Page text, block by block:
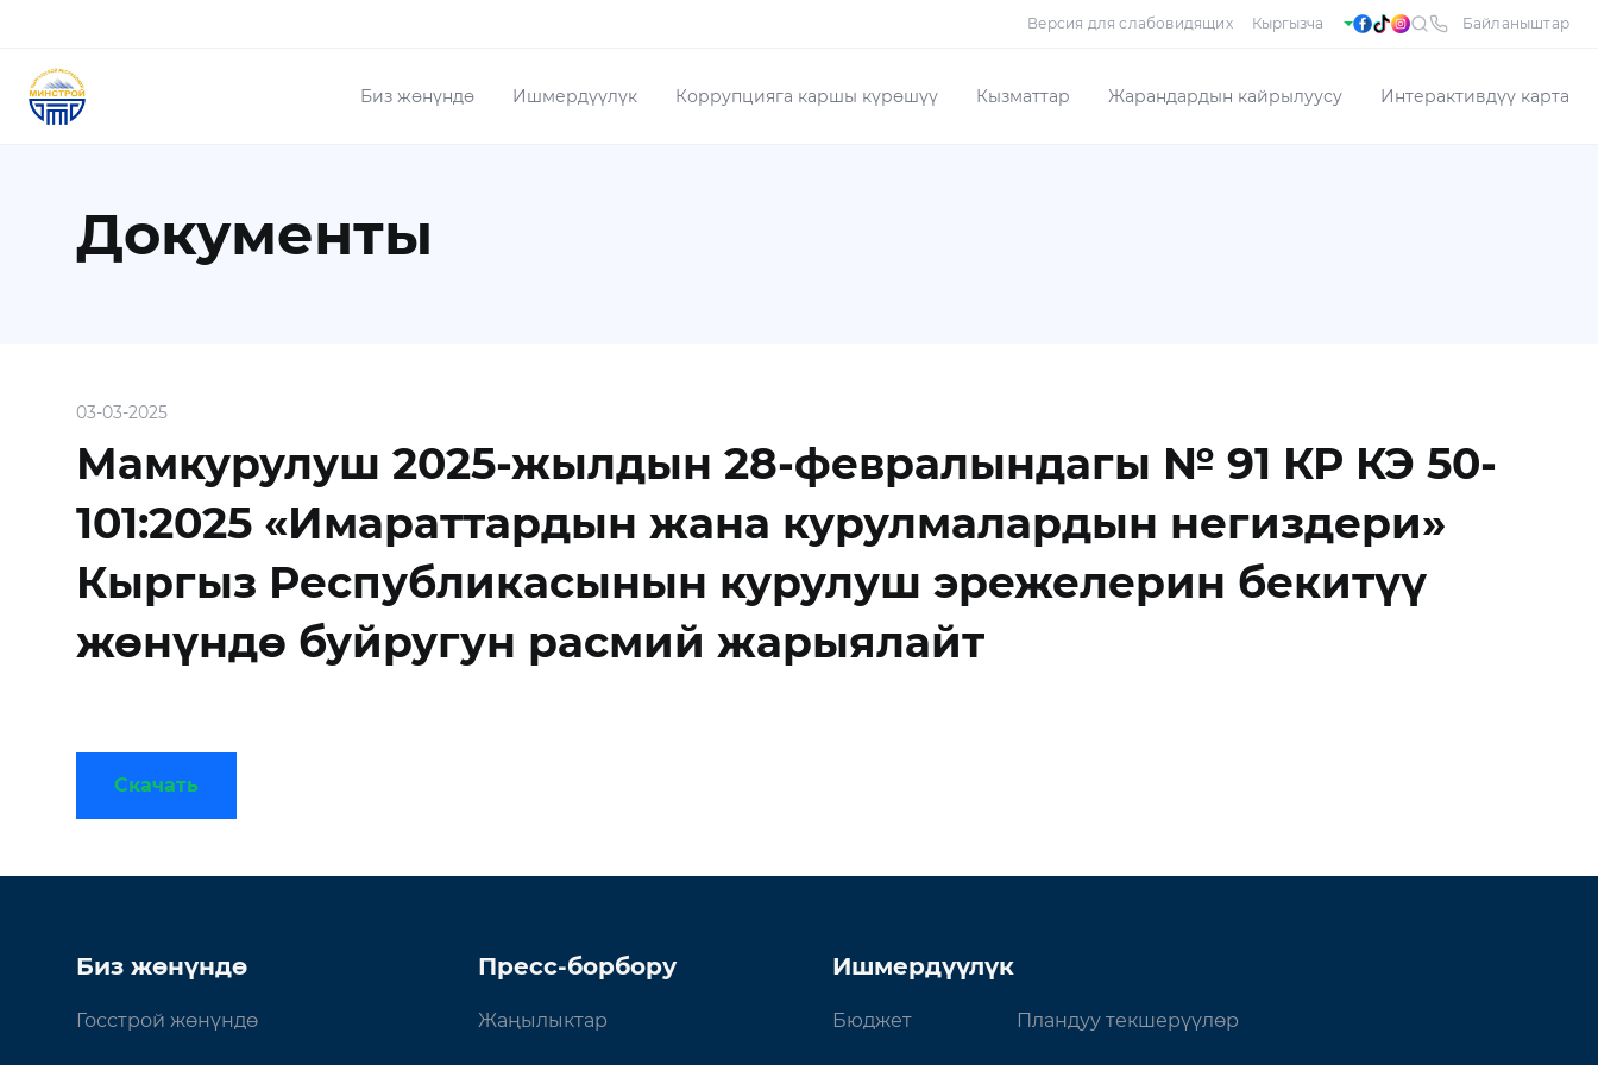
Версия для слабовидящих Байланыштар
Биз жөнүндө Ишмердүүлүк Коррупцияга каршы күрөшүү Кызматтар Жарандардын кайрылуусу Интерактивдүү карта
Документы
03-03-2025
Мамкурулуш 2025-жылдын 28-февралындагы № 91 КР КЭ 50-
101:2025 «Имараттардын жана курулмалардын негиздери»
Кыргыз Республикасынын курулуш эрежелерин бекитүү
жөнүндө буйругун расмий жарыялайт
Скачать
Биз жөнүндө
Госстрой жөнүндө
Пресс-борбору
Жаңылыктар
Ишмердүүлүк
Бюджет Пландуу текшерүүлөр